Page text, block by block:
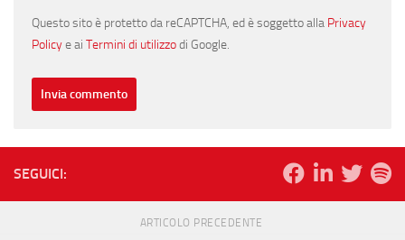
Questo sito è protetto da reCAPTCHA, ed è soggetto alla Privacy
Policye ai Termini di utilizzodi Google.
SEGUICI:
ARTICOLO PRECEDENTE